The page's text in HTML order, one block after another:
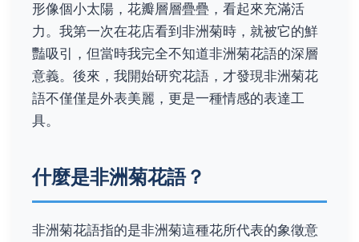
形像個小太陽，花瓣層層疊疊，看起來充滿活
力。我第一次在花店看到非洲菊時，就被它的鮮
豔吸引，但當時我完全不知道非洲菊花語的深層
意義。後來，我開始研究花語，才發現非洲菊花
語不僅僅是外表美麗，更是一種情感的表達工
具。
什麼是非洲菊花語？
非洲菊花語指的是非洲菊這種花所代表的象徵意